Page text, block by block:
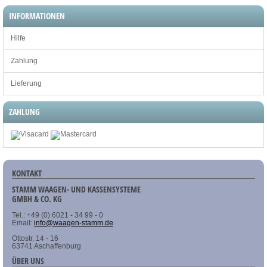
INFORMATIONEN
Hilfe
Zahlung
Lieferung
ZAHLUNG
KONTAKT
STAMM WAAGEN- UND KASSENSYSTEME
GMBH & CO. KG
Tel.: +49 (0) 6021 - 34 99 - 0
Email: info@waagen-stamm.de
Ottostr. 14 - 16
63741 Aschaffenburg
ÜBER UNS